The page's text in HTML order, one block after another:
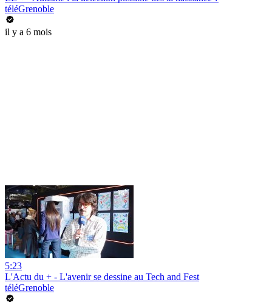
téléGrenoble
il y a 6 mois
5:23
L'Actu du + - L'avenir se dessine au Tech and Fest
téléGrenoble